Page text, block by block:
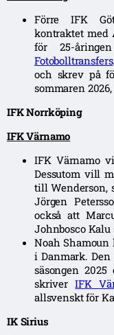
Förre IFK
kontraktet med
för 25-
Fotobolltransfers
och skrev på
sommaren
IFK Norrköping
IFK Värnamo
IFK Värnamo
Dessutom vill
till Wenderson,
Jörgen
också att
Johnbosco
Noah
i Danmark.
säsongen
skriverIFK
allsvenskt för
IK Sirius